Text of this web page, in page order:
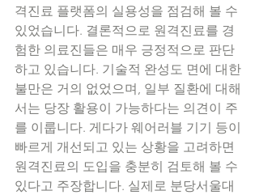
격진료 플랫폼의 실용성을 점검해 볼 수
있었습니다. 결론적으로 원격진료를 경
험한 의료진들은 매우 긍정적으로 판단
하고 있습니다. 기술적 완성도 면에 대한
불만은 거의 없었으며, 일부 질환에 대해
서는 당장 활용이 가능하다는 의견이 주
를 이룹니다. 게다가 웨어러블 기기 등이
빠르게 개선되고 있는 상황을 고려하면
원격진료의 도입을 충분히 검토해 볼 수
있다고 주장합니다. 실제로 분당서울대